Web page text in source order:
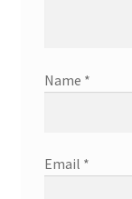
Name *
Email *